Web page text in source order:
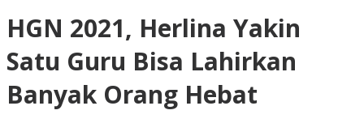
HGN 2021, Herlina Yakin
Satu Guru Bisa Lahirkan
Banyak Orang Hebat